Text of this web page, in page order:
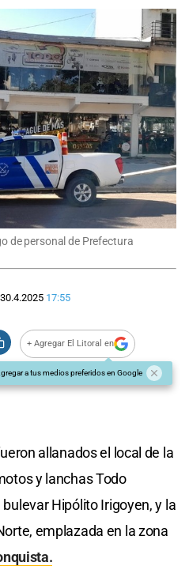
de personal de Prefectura
17:55
+ Agregar El Litoral en
a tus medios preferidos en Google
allanados el local de la
y lanchas Todo
Hipólito Irigoyen, y la
emplazada en la zona